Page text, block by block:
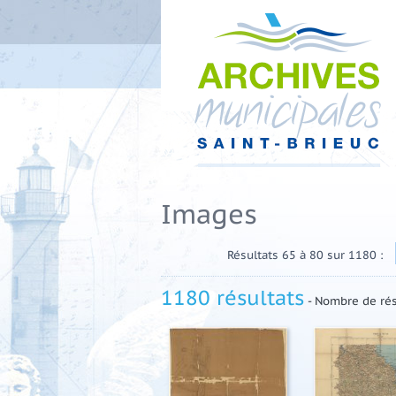
Images
Résultats 65 à 80 sur 1180 :
1180 résultats - Nombre de